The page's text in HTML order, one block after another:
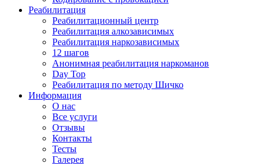
Реабилитация
Реабилитационный центр
Реабилитация алкозависимых
Реабилитация наркозависимых
12 шагов
Анонимная реабилитация наркоманов
Day Top
Реабилитация по методу Шичко
Информация
О нас
Все услуги
Отзывы
Контакты
Тесты
Галерея